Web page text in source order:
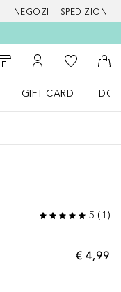
I NEGOZI SPEDIZIONI
StorefinderAl Mio Account
Alla Mia
Al
GIFT CARD
5 ( 1 )
€ 4,99